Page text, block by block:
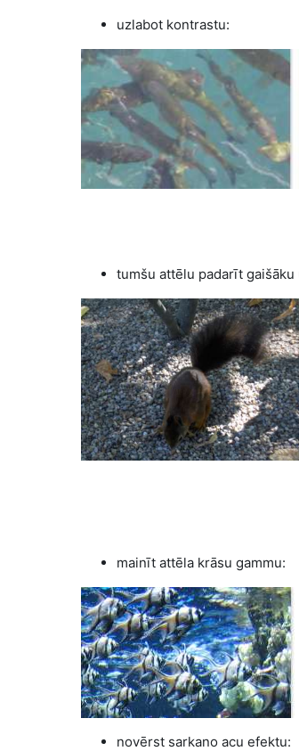
uzlabot kontrastu:
tumšu attēlu padarīt gaišāku
mainīt attēla krāsu gammu:
novērst sarkano acu efektu: